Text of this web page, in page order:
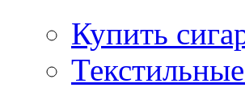
Купить